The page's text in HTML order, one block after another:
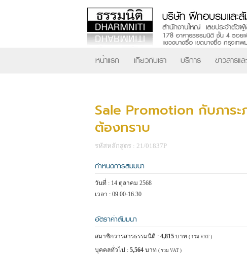
หน้าแรก เกี่ยวกับเรา บริการ ข่าวสารแ
Sale Promotion กับภาร
ต้องทราบ
รหัสหลักสูตร : 21/01837P
กำหนดการสัมมนา
วันที่ : 14 ตุลาคม 2568
เวลา : 09.00-16.30
อัตราค่าสัมมนา
สมาชิกวารสารธรรมนิติ : 4,815 บาท ( รวม VAT )
บุคคลทั่วไป : 5,564 บาท ( รวม VAT )